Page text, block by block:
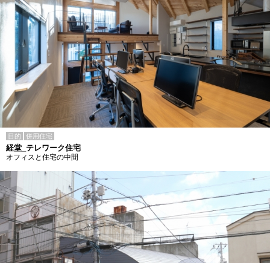
目的 併用住宅
経堂_テレワーク住宅
オフィスと住宅の中間